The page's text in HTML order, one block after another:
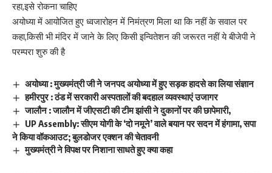
रहा,इसे रोकना चाहिए
अयोध्या में आयोजित हुए ध्वजारोहन में निमंत्रण मिला था कि नहीं के सवाल पर
कहा,किसी भी मंदिर में जाने के लिए किसी इन्वितेशन की जरूरत नहीं ये बीजेपी ने
परम्परा शुरु की है
अयोध्या : मुख्यमंत्री जी ने जनपद अयोध्या में हुए सड़क हादसे का लिया संज्ञान
हमीरपुर : ठंड में सरकारी अस्पतालों की बदहाल व्यवस्थाएं उजागर
जालौन : जालौन में जीएसटी की टीम झांसी ने दुकानों पर की छापेमारी,
UP Assembly: सीएम योगी के ‘दो नमूने’ वाले बयान पर सदन में हंगामा, सपा
ने किया वॉकआउट; बुलडोजर एक्शन की चेतावनी
मुख्यमंत्री ने विपक्ष पर निशाना साधते हुए क्या कहा